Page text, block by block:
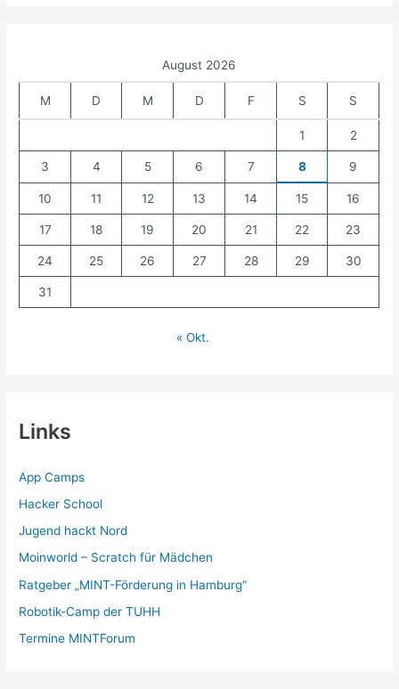
August 2026
M D M D F S S
1 2
3 4 5 6 7 8 9
10 11 12 13 14 15 16
17 18 19 20 21 22 23
24 25 26 27 28 29 30
31
« Okt.
Links
App Camps
Hacker School
Jugend hackt Nord
Moinworld – Scratch für Mädchen
Ratgeber „MINT-Förderung in Hamburg“
Robotik-Camp der TUHH
Termine MINTForum